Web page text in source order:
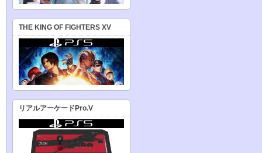
THE KING OF FIGHTERS XV
リアルアーケードPro.V